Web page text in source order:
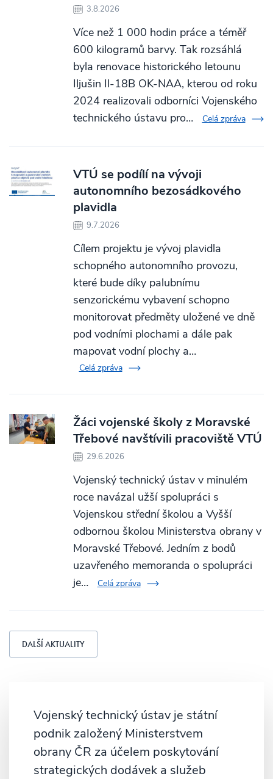
3.8.2026
Více než 1 000 hodin práce a téměř
600 kilogramů barvy. Tak rozsáhlá
byla renovace historického letounu
Iljušin Il-18B OK-NAA, kterou od roku
2024 realizovali odborníci Vojenského
technického ústavu pro…
Celá zpráva
VTÚ se podílí na vývoji
autonomního bezosádkového
plavidla
9.7.2026
Cílem projektu je vývoj plavidla
schopného autonomního provozu,
které bude díky palubnímu
senzorickému vybavení schopno
monitorovat předměty uložené ve dně
pod vodními plochami a dále pak
mapovat vodní plochy a…
Celá zpráva
Žáci vojenské školy z Moravské
Třebové navštívili pracoviště VTÚ
29.6.2026
Vojenský technický ústav v minulém
roce navázal užší spolupráci s
Vojenskou střední školou a Vyšší
odbornou školou Ministerstva obrany v
Moravské Třebové. Jedním z bodů
uzavřeného memoranda o spolupráci
je…
Celá zpráva
DALŠÍ AKTUALITY
Vojenský technický ústav je státní
podnik založený Ministerstvem
obrany ČR za účelem poskytování
strategických dodávek a služeb